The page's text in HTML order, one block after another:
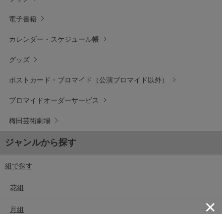
電子書籍
カレンダー・スケジュール帳
グッズ
ポストカード・ブロマイド（公演ブロマイド以外）
ブロマイドオーダーサービス
梅田芸術劇場
ジャンルから探す
組で探す
花組
月組